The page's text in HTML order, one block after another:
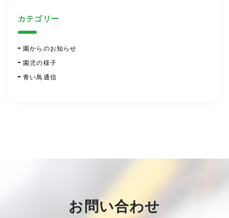
カテゴリー
園からのお知らせ
園児の様子
青い鳥通信
お問い合わせ